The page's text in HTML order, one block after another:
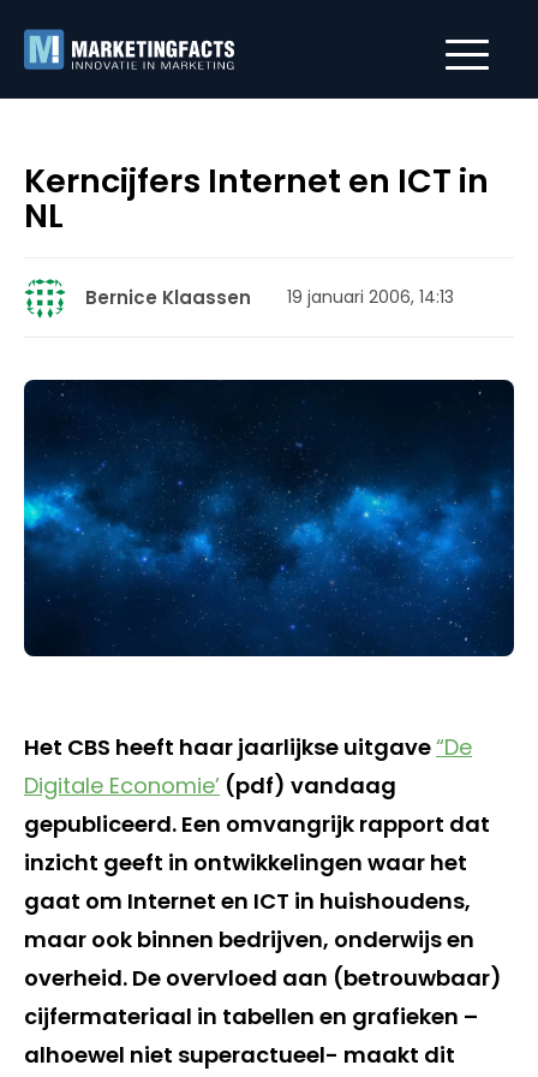
Kerncijfers Internet en ICT in
NL
Bernice Klaassen 19 januari 2006, 14:13
Het CBS heeft haar jaarlijkse uitgave“De
Digitale Economie’ (pdf) vandaag
gepubliceerd. Een omvangrijk rapport dat
inzicht geeft in ontwikkelingen waar het
gaat om Internet en ICT in huishoudens,
maar ook binnen bedrijven, onderwijs en
overheid. De overvloed aan (betrouwbaar)
cijfermateriaal in tabellen en grafieken –
alhoewel niet superactueel- maakt dit